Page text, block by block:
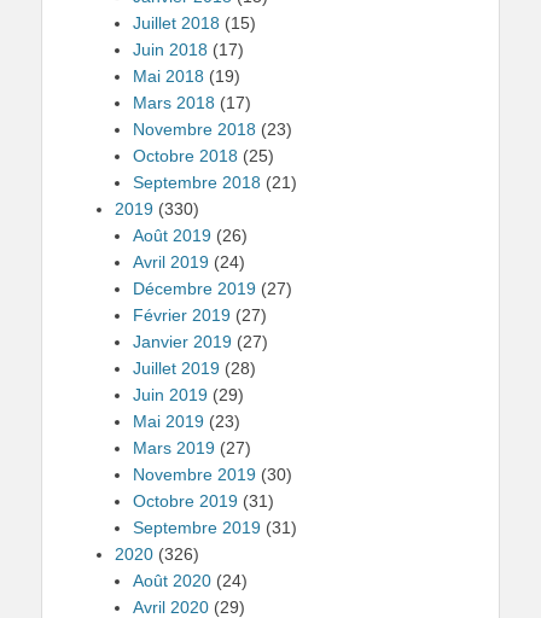
Juillet 2018 (15)
Juin 2018 (17)
Mai 2018 (19)
Mars 2018 (17)
Novembre 2018 (23)
Octobre 2018 (25)
Septembre 2018 (21)
2019 (330)
Août 2019 (26)
Avril 2019 (24)
Décembre 2019 (27)
Février 2019 (27)
Janvier 2019 (27)
Juillet 2019 (28)
Juin 2019 (29)
Mai 2019 (23)
Mars 2019 (27)
Novembre 2019 (30)
Octobre 2019 (31)
Septembre 2019 (31)
2020 (326)
Août 2020 (24)
Avril 2020 (29)